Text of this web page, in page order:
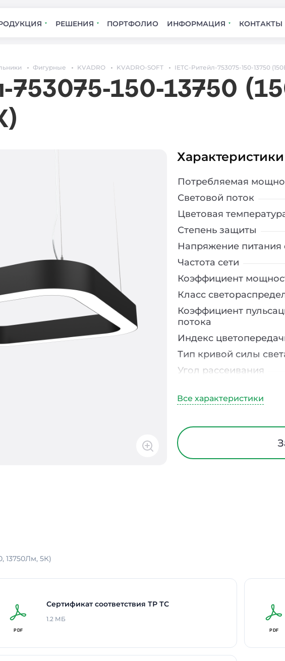
РЕШЕНИЯ ПОРТФОЛИО ИНФОРМАЦИЯ КОНТАКТЫ
Фигурные KVADRO KVADRO-SOFT IETC-Ритейл-753075-150-13750
753075-150-13750
Характеристики
Потребляемая
Световой поток
Цветовая
Степень защиты
Напряжение питания
Частота сети
Коэффициент
Класс
Коэффициент
потока
Индекс
Тип кривой силы
Угол рассеивания
Диапазон рабочих
Материал корпуса
Блок аварийного
13750Лм, 5К)
Сертификат соответствия ТР ТС
1.2 МБ